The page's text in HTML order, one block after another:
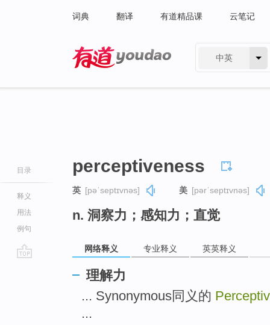
词典 翻译 有道精品课 云笔记
中英
目录
释义
用法
例句
perceptiveness
英 [pəˈseptɪvnəs] 美 [pərˈseptɪvnəs]
n. 洞察力；感知力；直觉
网络释义 专业释义 英英释义
理解力
... Synonymous同义的
...